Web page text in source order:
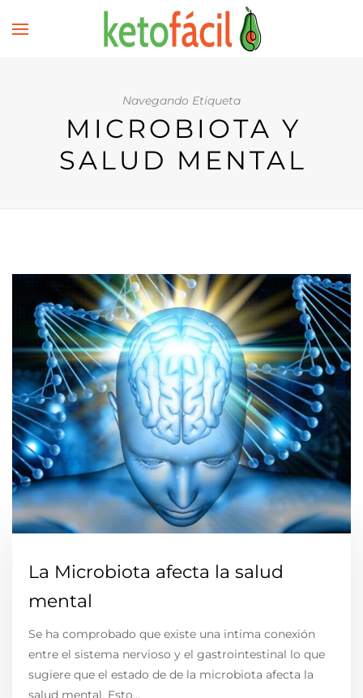
Navegando Etiqueta
MICROBIOTA Y
SALUD MENTAL
La Microbiota afecta la salud
mental
Se ha comprobado que existe una intima conexión
entre el sistema nervioso y el gastrointestinal lo que
sugiere que el estado de de la microbiota afecta la